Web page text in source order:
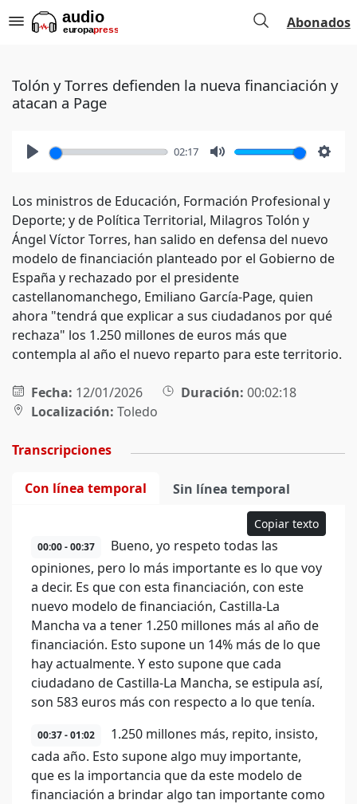
Abonados
Tolón y Torres defienden la nueva financiación y
atacan a Page
02:17
Los ministros de Educación, Formación Profesional y
Deporte; y de Política Territorial, Milagros Tolón y
Ángel Víctor Torres, han salido en defensa del nuevo
modelo de financiación planteado por el Gobierno de
España y rechazado por el presidente
castellanomanchego, Emiliano García-Page, quien
ahora "tendrá que explicar a sus ciudadanos por qué
rechaza" los 1.250 millones de euros más que
contempla al año el nuevo reparto para este territorio.
Fecha: 12/01/2026 Duración: 00:02:18
Localización: Toledo
Transcripciones
Con línea temporal Sin línea temporal
Copiar texto
00:00 - 00:37
Bueno, yo respeto todas las
opiniones, pero lo más importante es lo que voy
a decir. Es que con esta financiación, con este
nuevo modelo de financiación, Castilla-La
Mancha va a tener 1.250 millones más al año de
financiación. Esto supone un 14% más de lo que
hay actualmente. Y esto supone que cada
ciudadano de Castilla-La Mancha, se estipula así,
son 583 euros más con respecto a lo que tenía.
00:37 - 01:02
1.250 millones más, repito, insisto,
cada año. Esto supone algo muy importante,
que es la importancia que da este modelo de
financiación a brindar algo tan importante como